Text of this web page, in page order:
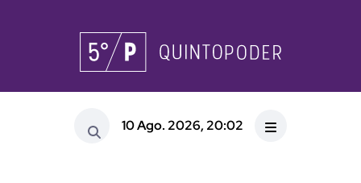
10 Ago. 2026, 20:02